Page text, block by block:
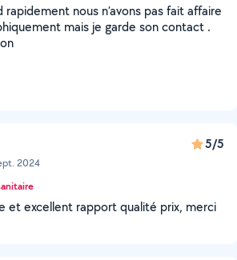
rapidement nous n’avons pas fait affaire
mais je garde son contact .
2024
5/5
et excellent rapport qualité prix, merci